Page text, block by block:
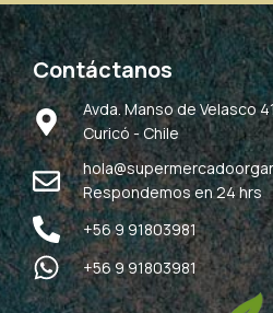
Contáctanos
Avda. Manso de Velasco
Curicó - Chile
Respondemos en 24 hrs
+56 9 91803981
+56 9 91803981